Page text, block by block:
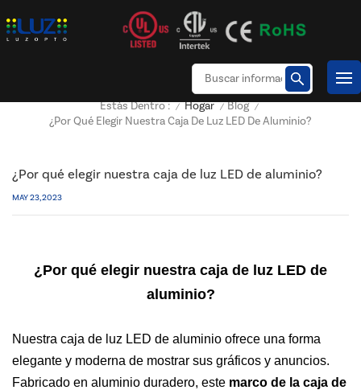
Estás Dentro : / Hogar / Blog /
¿Por Qué Elegir Nuestra Caja De Luz LED De Aluminio?
¿Por qué elegir nuestra caja de luz LED de aluminio?
MAY 23, 2023
¿Por qué elegir nuestra caja de luz LED de
aluminio?
Nuestra caja de luz LED de aluminio ofrece una forma
elegante y moderna de mostrar sus gráficos y anuncios.
Fabricado en aluminio duradero, este marco de la caja de